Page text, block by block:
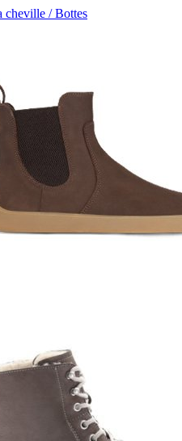
cheville / Bottes